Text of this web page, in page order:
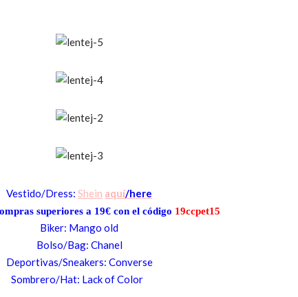
Vestido/Dress: Shein aquí/here
superiores a 19€ con el código 19ccpet15
Biker: Mango old
Bolso/Bag: Chanel
Deportivas/Sneakers: Converse
Sombrero/Hat: Lack of Color